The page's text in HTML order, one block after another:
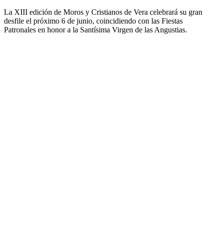
La XIII edición de Moros y Cristianos de Vera celebrará su gran
desfile el próximo 6 de junio, coincidiendo con las Fiestas
Patronales en honor a la Santísima Virgen de las Angustias.